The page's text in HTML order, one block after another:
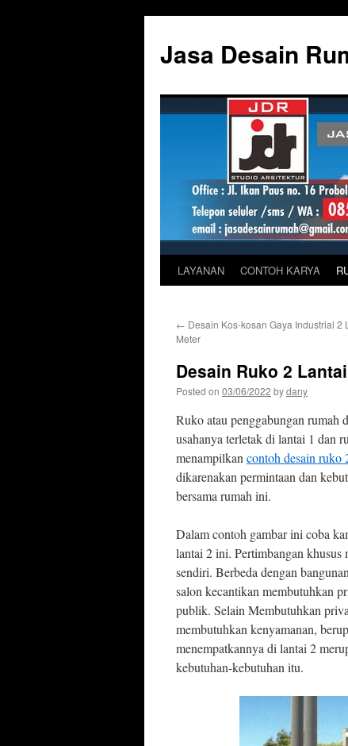
content
Jasa Desain
LAYANAN CONTOH KARYA
← Desain Kos-kosan Gaya Industrial 2
Meter
Desain Ruko 2
Posted on 03/06/2022 bydany
Ruko atau penggabungan rumah
usahanya terletak di lantai 1 dan
menampilkan contoh desain ruko
dikarenakan permintaan dan
bersama rumah ini.
Dalam contoh gambar ini coba
lantai 2 ini. Pertimbangan khusus
sendiri. Berbeda dengan
salon kecantikan membutuhkan
publik. Selain Membutuhkan
membutuhkan kenyamanan,
menempatkannya di lantai 2
kebutuhan-kebutuhan itu.